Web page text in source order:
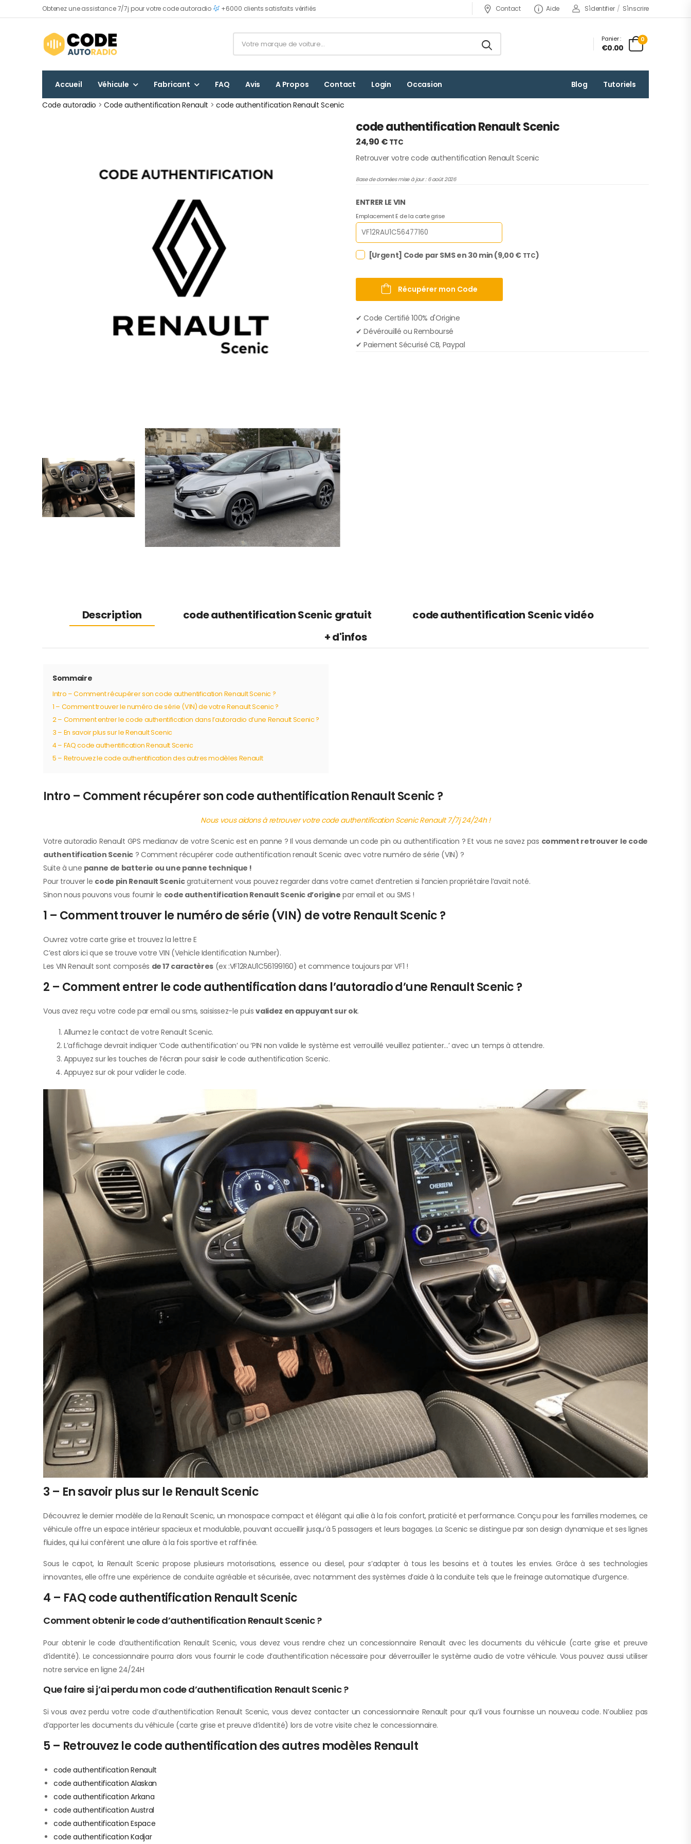
Obtenez une assistance 7/7j pour votre code autoradio +6000 clients satisfaits vérifiés Contact Aide S'identifier / S'inscrire
Panier :
€0.00
0
Accueil Véhicule Fabricant FAQ Avis A Propos Contact Login Occasion Blog
Tutoriels
Code autoradio >Code authentification Renault > code authentification Renault Scenic
code authentification Renault Scenic
24,90 € TTC
Retrouver votre code authentification Renault Scenic
Base de données mise à jour : 6 août 2026
ENTRER LE VIN
Emplacement E de la carte grise
[Urgent] Code par SMS en 30 min (9,00 € TTC)
Récupérer mon Code
✔︎ Code Certifié 100% d'Origine
✔︎ Dévérouillé ou Remboursé
✔︎ Paiement Sécurisé CB, Paypal
Description code authentification Scenic gratuit
code authentification Scenic vidéo
+ d'infos
Sommaire
Intro – Comment récupérer son code authentification Renault Scenic ?
1 – Comment trouver le numéro de série (VIN) de votre Renault Scenic ?
2 – Comment entrer le code authentification dans l’autoradio d’une Renault Scenic ?
3 – En savoir plus sur le Renault Scenic
4 – FAQ code authentification Renault Scenic
5 – Retrouvez le code authentification des autres modèles Renault
Intro – Comment récupérer son code authentification Renault Scenic ?
Nous vous aidons à retrouver votre code authentification Scenic Renault 7/7j 24/24h !
Votre autoradio Renault GPS medianav de votre Scenic est en panne ? Il vous demande un code pin ou authentification ? Et vous ne savez pas comment retrouver le code
authentification Scenic? Comment récupérer code authentification renault Scenic avec votre numéro de série (VIN) ?
Suite à une panne de batterie ou une panne technique !
Pour trouver le code pin Renault Scenicgratuitement vous pouvez regarder dans votre carnet d’entretien si l’ancien propriétaire l’avait noté.
Sinon nous pouvons vous fournir le code authentification Renault Scenic d’origine par email et ou SMS !
1 – Comment trouver le numéro de série (VIN) de votre Renault Scenic ?
Ouvrez votre carte grise et trouvez la lettre E
C’est alors ici que se trouve votre VIN (Vehicle Identification Number).
Les VIN Renault sont composés de 17 caractères(ex :VF12RAU1C56199160) et commence toujours par VF1 !
2 – Comment entrer le code authentification dans l’autoradio d’une Renault Scenic ?
Vous avez reçu votre code par email ou sms, saisissez-le puisvalidez en appuyant sur ok.
Allumez le contact de votre Renault Scenic.
L’affichage devrait indiquer ‘Code authentification’ ou ‘PIN non valide le système est verrouillé veuillez patienter…’ avec un temps à attendre.
Appuyez sur les touches de l’écran pour saisir le code authentification Scenic.
Appuyez sur ok pour valider le code.
3 – En savoir plus sur le Renault Scenic
Découvrez le dernier modèle de la Renault Scenic, un monospace compact et élégant qui allie à la fois confort, praticité et performance. Conçu pour les familles modernes, ce
véhicule offre un espace intérieur spacieux et modulable, pouvant accueillir jusqu’à 5 passagers et leurs bagages. La Scenic se distingue par son design dynamique et ses lignes
fluides, qui lui confèrent une allure à la fois sportive et raffinée.
Sous le capot, la Renault Scenic propose plusieurs motorisations, essence ou diesel, pour s’adapter à tous les besoins et à toutes les envies. Grâce à ses technologies
innovantes, elle offre une expérience de conduite agréable et sécurisée, avec notamment des systèmes d’aide à la conduite tels que le freinage automatique d’urgence.
4 – FAQ code authentification Renault Scenic
Comment obtenir le code d’authentification Renault Scenic ?
Pour obtenir le code d’authentification Renault Scenic, vous devez vous rendre chez un concessionnaire Renault avec les documents du véhicule (carte grise et preuve
d’identité). Le concessionnaire pourra alors vous fournir le code d’authentification nécessaire pour déverrouiller le système audio de votre véhicule. Vous pouvez aussi utiliser
notre service en ligne 24/24H
Que faire si j’ai perdu mon code d’authentification Renault Scenic ?
Si vous avez perdu votre code d’authentification Renault Scenic, vous devez contacter un concessionnaire Renault pour qu’il vous fournisse un nouveau code. N’oubliez pas
d’apporter les documents du véhicule (carte grise et preuve d’identité) lors de votre visite chez le concessionnaire.
5 – Retrouvez le code authentification des autres modèles Renault
code authentification Renault
code authentification Alaskan
code authentification Arkana
code authentification Austral
code authentification Espace
code authentification Kadjar